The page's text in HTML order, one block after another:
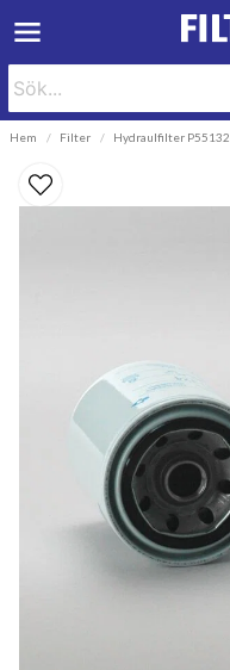
Hem Filter Hydraulfilter